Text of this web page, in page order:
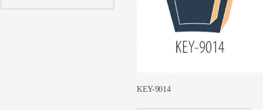
KEY-9014